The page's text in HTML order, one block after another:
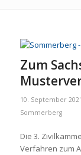
Zum
10. September 2021
Sommerberg
Die 3.
Verfahren zum